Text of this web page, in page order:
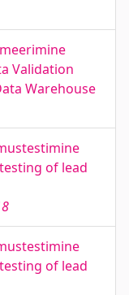
Validation
Warehouse
of lead
of lead